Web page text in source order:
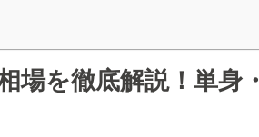
場を徹底解説！単身・